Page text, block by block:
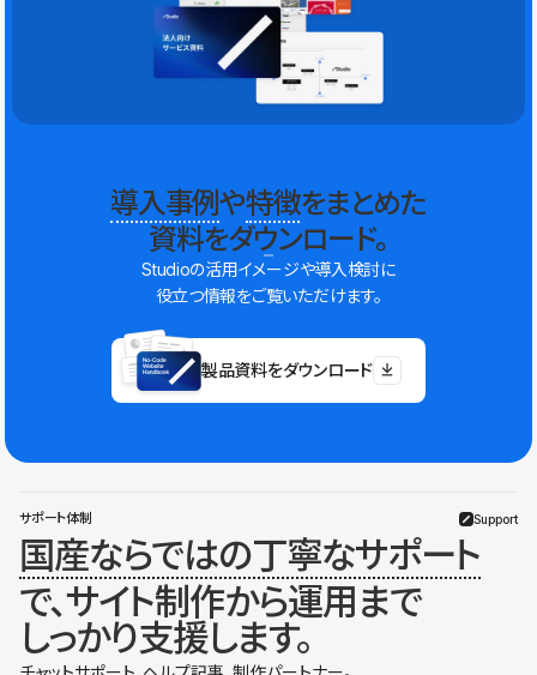
導入事例や特徴をまとめた
資料をダウンロード。
Studioの活用イメージや導入検討に
役立つ情報をご覧いただけます。
製品資料をダウンロード
サポート体制 Support
国産ならではの丁寧なサポート
で、サイト制作から運用まで
しっかり支援します。